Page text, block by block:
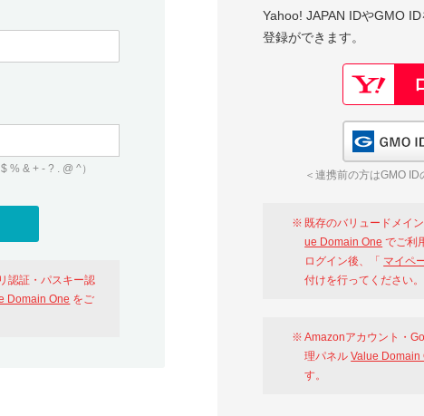
& + - ? . @ ^）
認証・パスキー認
Domain One をご
Yahoo! JAPAN IDやGMO
登録ができます。
＜連携前の方はGMO
既存のバリュードメイ
ue Domain One でご利
ログイン後、「 マイペ
付けを行ってください。
Amazonアカウント・
理パネルValue Domain
す。